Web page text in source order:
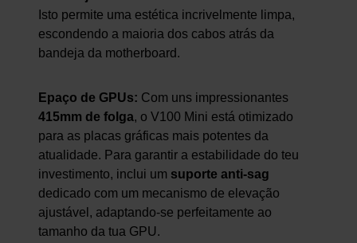
Isto permite uma estética incrivelmente limpa,
escondendo a maioria dos cabos atrás da
bandeja da motherboard.
Epaço de GPUs: Com uns impressionantes
415mm de folga, o V100 Mini está otimizado
para as placas gráficas mais potentes da
atualidade. Para garantir a estabilidade do teu
investimento, inclui um suporte anti-sag
dedicado com um mecanismo de elevação
ajustável, adaptando-se perfeitamente ao
tamanho da tua GPU.